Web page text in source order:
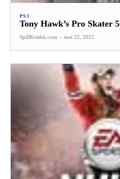
PS3
Tony Hawk’s Pro Skater 5
SpillKritikk.com - mai 22, 2021